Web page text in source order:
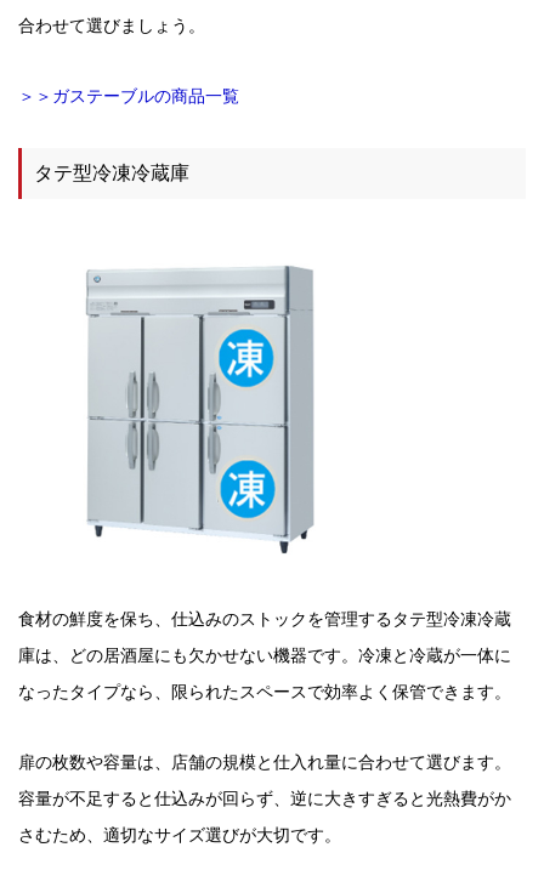
合わせて選びましょう。
＞＞ガステーブルの商品一覧
タテ型冷凍冷蔵庫
食材の鮮度を保ち、仕込みのストックを管理するタテ型冷凍冷蔵
庫は、どの居酒屋にも欠かせない機器です。冷凍と冷蔵が一体に
なったタイプなら、限られたスペースで効率よく保管できます。
扉の枚数や容量は、店舗の規模と仕入れ量に合わせて選びます。
容量が不足すると仕込みが回らず、逆に大きすぎると光熱費がか
さむため、適切なサイズ選びが大切です。